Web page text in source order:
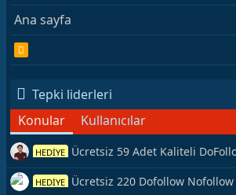
Ana sayfa
R
S
Tepki liderleri
Konular
Kullanıcılar
HEDİYE Ücretsiz 59 Adet Kaliteli
Kaynağı Veriyorum.
HEDİYE Ücretsiz 220 Dofollow